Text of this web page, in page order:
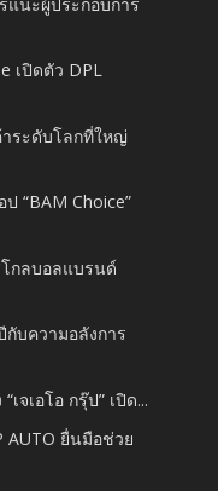
เปิดตัว DPL
าระดับโลกที่ใหญ่
“BAM Choice”
โกลบอลแบรนด์
กับความอลังการ
จเอโอ กรุ๊ป” เปิด...
AUTO ยื่นมือช่วย